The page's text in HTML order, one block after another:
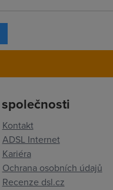
Kontakt
ADSL Internet
Kariéra
Ochrana osobních údajů
Recenze dsl.cz